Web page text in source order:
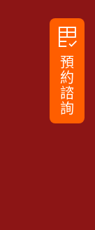
rubric
預
約
諮
詢